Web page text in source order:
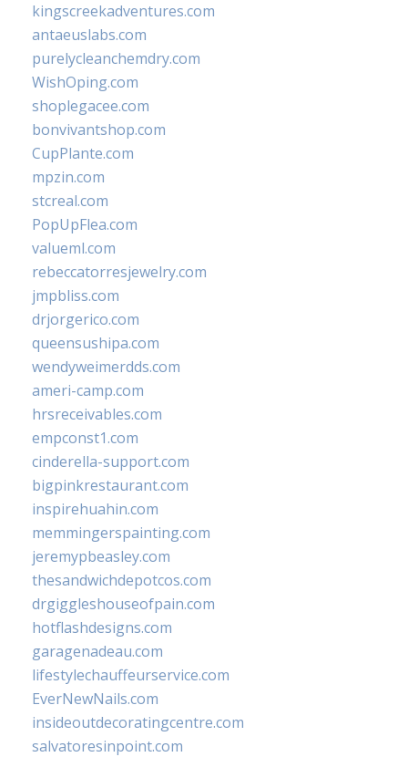
kingscreekadventures.com
antaeuslabs.com
purelycleanchemdry.com
WishOping.com
shoplegacee.com
bonvivantshop.com
CupPlante.com
mpzin.com
stcreal.com
PopUpFlea.com
valueml.com
rebeccatorresjewelry.com
jmpbliss.com
drjorgerico.com
queensushipa.com
wendyweimerdds.com
ameri-camp.com
hrsreceivables.com
empconst1.com
cinderella-support.com
bigpinkrestaurant.com
inspirehuahin.com
memmingerspainting.com
jeremypbeasley.com
thesandwichdepotcos.com
drgiggleshouseofpain.com
hotflashdesigns.com
garagenadeau.com
lifestylechauffeurservice.com
EverNewNails.com
insideoutdecoratingcentre.com
salvatoresinpoint.com